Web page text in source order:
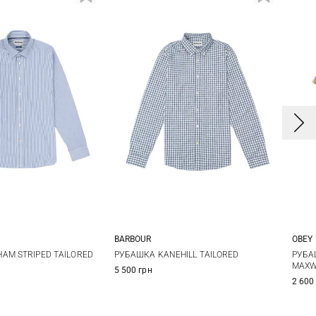
XL XXL
STRIPED TAILORED
S M L
BARBOUR
РУБАШКА KANEHILL TAILORED
5 500 грн
S
OBEY
2 600